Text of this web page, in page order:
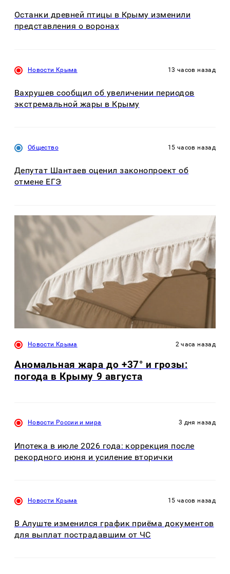
Останки древней птицы в Крыму изменили
представления о воронах
Новости Крыма 13 часов назад
Вахрушев сообщил об увеличении периодов
экстремальной жары в Крыму
Общество 15 часов назад
Депутат Шантаев оценил законопроект об
отмене ЕГЭ
Новости Крыма 2 часа назад
Аномальная жара до +37° и грозы:
погода в Крыму 9 августа
Новости России и мира 3 дня назад
Ипотека в июле 2026 года: коррекция после
рекордного июня и усиление вторички
Новости Крыма 15 часов назад
В Алуште изменился график приёма документов
для выплат пострадавшим от ЧС